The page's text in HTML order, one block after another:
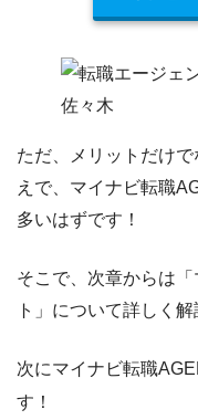
佐々木
ただ、メリットだけ
えで、マイナビ転職
多いはずです！
そこで、次章からは
ト」について詳しく
次にマイナビ転職
す！